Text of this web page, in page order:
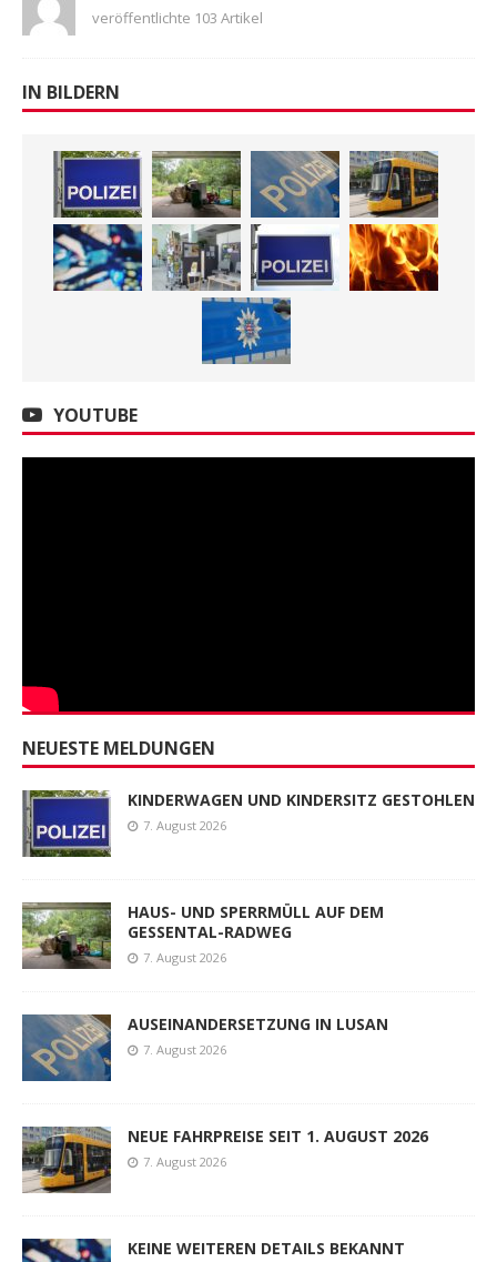
veröffentlichte 103 Artikel
IN BILDERN
YOUTUBE
NEUESTE MELDUNGEN
KINDERWAGEN UND KINDERSITZ GESTOHLEN
7. August 2026
HAUS- UND SPERRMÜLL AUF DEM
GESSENTAL-RADWEG
7. August 2026
AUSEINANDERSETZUNG IN LUSAN
7. August 2026
NEUE FAHRPREISE SEIT 1. AUGUST 2026
7. August 2026
KEINE WEITEREN DETAILS BEKANNT